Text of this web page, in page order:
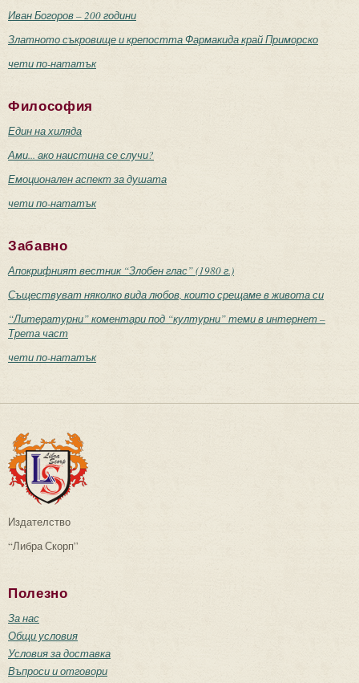
Иван Богоров – 200 години
Златното съкровище и крепостта Фармакида край Приморско
чети по-нататък
Философия
Един на хиляда
Ами... ако наистина се случи?
Емоционален аспект за душата
чети по-нататък
Забавно
Апокрифният вестник “Злобен глас” (1980 г.)
Съществуват няколко вида любов, които срещаме в живота си
“Литературни” коментари под “културни” теми в интернет –
Трета част
чети по-нататък
Издателство
“Либра Скорп”
Полезно
За нас
Общи условия
Условия за доставка
Въпроси и отговори